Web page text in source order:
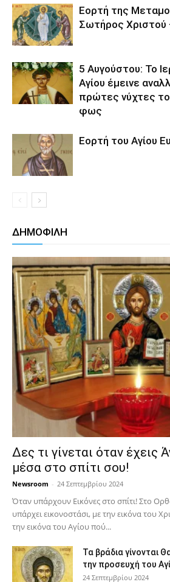
Εορτή της
Σωτήρος Χριστού
5 Αυγούστου: Το
Αγίου έμεινε
πρώτες νύχτες
φως
Εορτή του Αγίου
ΔΗΜΟΦΙΛΗ
Δες τι γίνεται όταν έχεις
μέσα στο σπίτι σου!
Newsroom - 24 Σεπτεμβρίου 2024
Όταν υπάρχουν Εικόνες στο σπίτι! Στο
υπάρχει εικονοστάσι, με την εικόνα του
την εικόνα του Αγίου πού...
Τα βράδια γίνονται
την προσευχή του
24 Σεπτεμβρίου 2024